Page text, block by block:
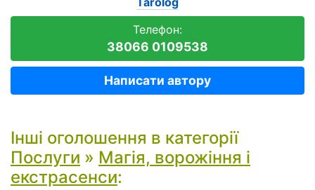
Телефон:
38066 0109538
Написати автору
Інші оголошення в категорії
Послуги » Магія, ворожіння і
екстрасенси: